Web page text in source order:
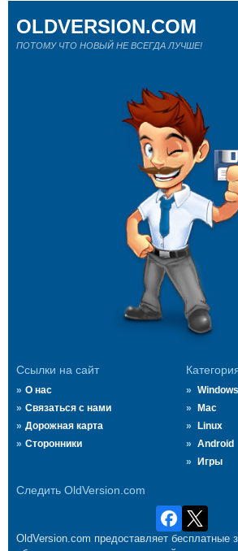
Ссылки на сайт
О нас
Связаться с нами
Дорожная карта
Сторонники
Windows
Mac
Linux
Android
Игры
Следить OldVersion.com
OLDVERSION.COM
ПОТОМУ ЧТО НОВЫЙ НЕ ВСЕГДА ЛУЧШЕ!
OldVersion.com предоставляет бесплатные